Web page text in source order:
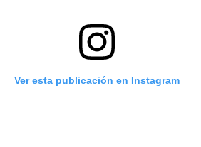
Ver esta publicación en Instagram